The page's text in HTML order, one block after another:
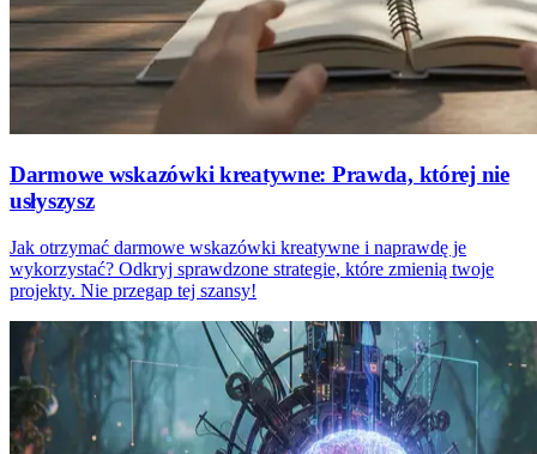
Darmowe wskazówki kreatywne: Prawda, której nie
usłyszysz
Jak otrzymać darmowe wskazówki kreatywne i naprawdę je
wykorzystać? Odkryj sprawdzone strategie, które zmienią twoje
projekty. Nie przegap tej szansy!